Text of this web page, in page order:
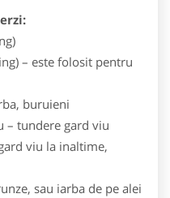
– este folosit pentru
buruieni
– tundere gard viu
viu la inaltime,
sau iarba de pe alei